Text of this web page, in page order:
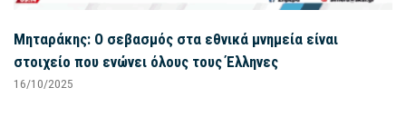
Μηταράκης: Ο σεβασμός στα εθνικά μνημεία είναι
στοιχείο που ενώνει όλους τους Έλληνες
16/10/2025